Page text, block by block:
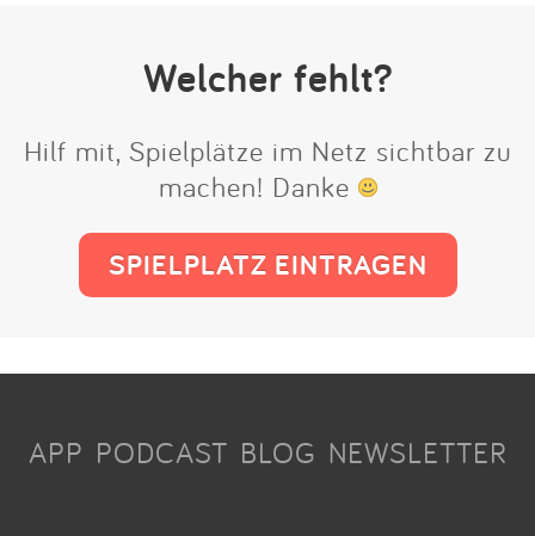
Welcher fehlt?
Hilf mit, Spielplätze im Netz sichtbar zu
machen! Danke
SPIELPLATZ EINTRAGEN
APP PODCAST BLOG NEWSLETTER